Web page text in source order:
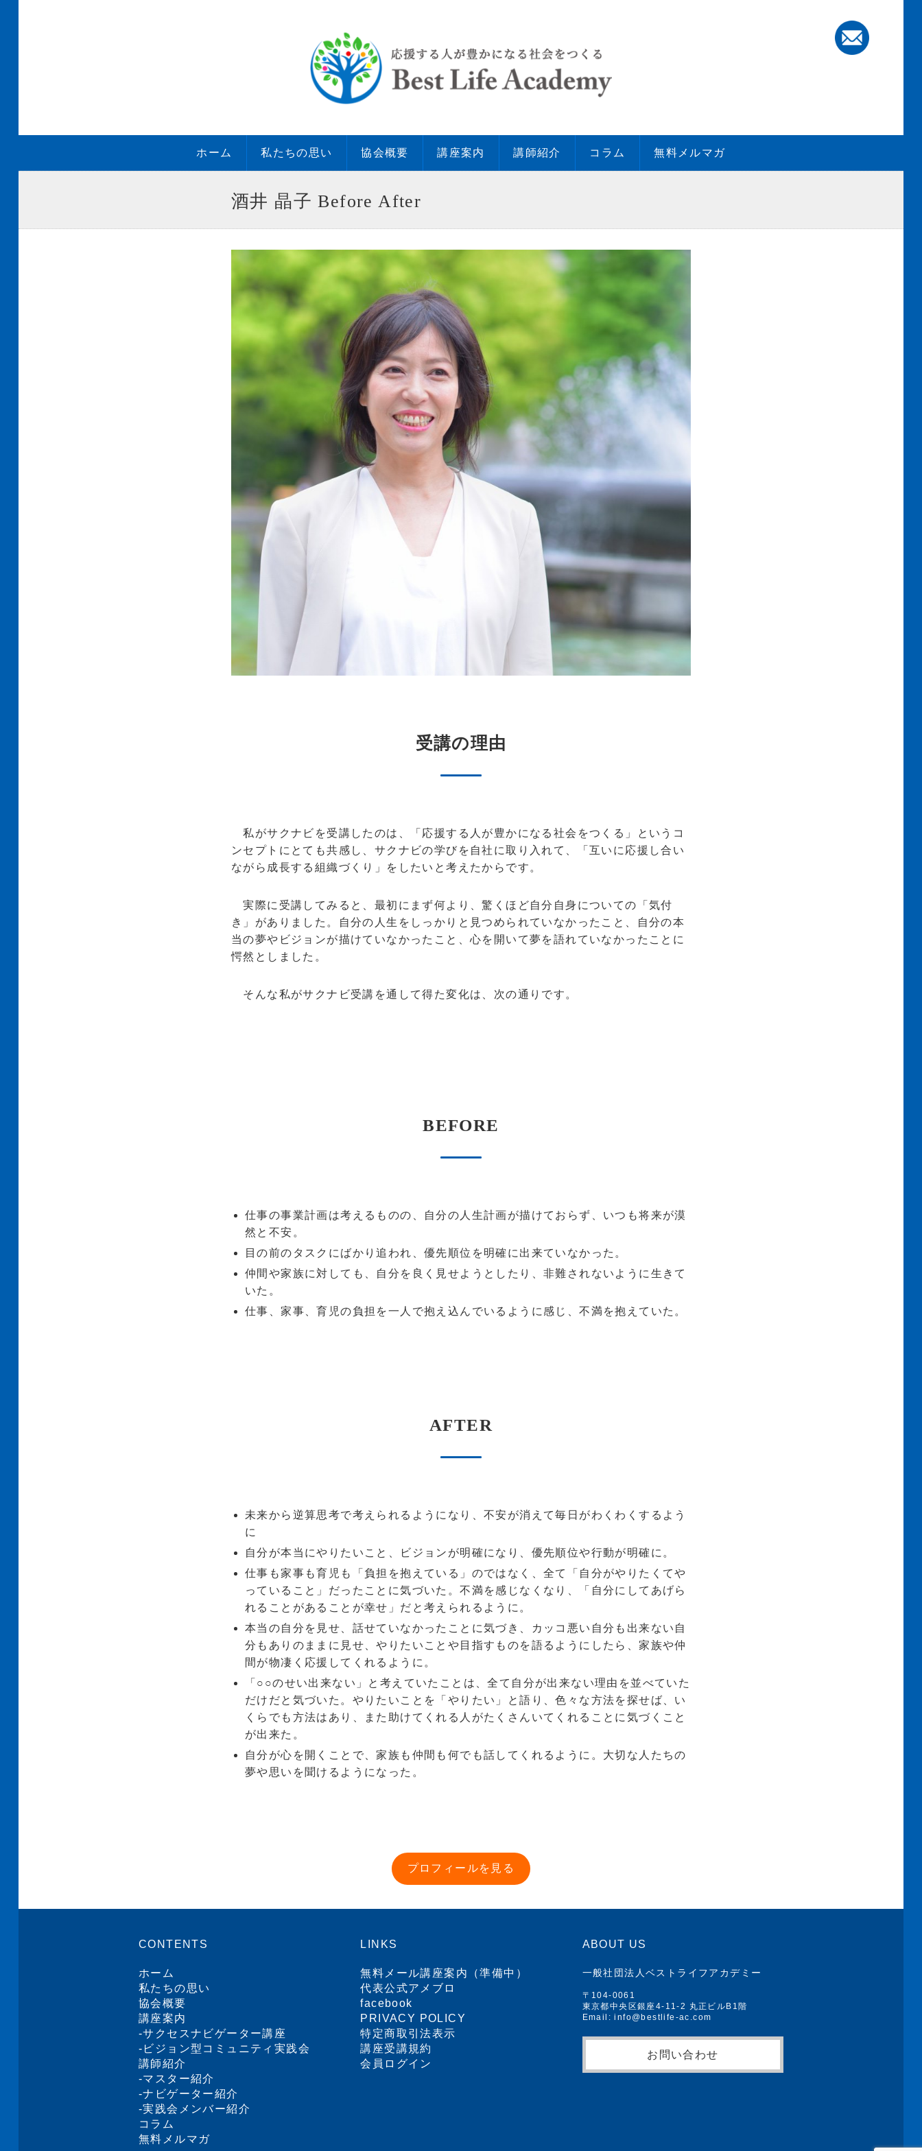
ホーム 私たちの思い 協会概要 講座案内 講師紹介 コラム 無料メルマガ
酒井 晶子 Before After
受講の理由
私がサクナビを受講したのは、「応援する人が豊かになる社会をつくる」というコ
ンセプトにとても共感し、サクナビの学びを自社に取り入れて、「互いに応援し合い
ながら成長する組織づくり」をしたいと考えたからです。
実際に受講してみると、最初にまず何より、驚くほど自分自身についての「気付
き」がありました。自分の人生をしっかりと見つめられていなかったこと、自分の本
当の夢やビジョンが描けていなかったこと、心を開いて夢を語れていなかったことに
愕然としました。
そんな私がサクナビ受講を通して得た変化は、次の通りです。
BEFORE
仕事の事業計画は考えるものの、自分の人生計画が描けておらず、いつも将来が漠
然と不安。
目の前のタスクにばかり追われ、優先順位を明確に出来ていなかった。
仲間や家族に対しても、自分を良く見せようとしたり、非難されないように生きて
いた。
仕事、家事、育児の負担を一人で抱え込んでいるように感じ、不満を抱えていた。
AFTER
未来から逆算思考で考えられるようになり、不安が消えて毎日がわくわくするよう
に
自分が本当にやりたいこと、ビジョンが明確になり、優先順位や行動が明確に。
仕事も家事も育児も「負担を抱えている」のではなく、全て「自分がやりたくてや
っていること」だったことに気づいた。不満を感じなくなり、「自分にしてあげら
れることがあることが幸せ」だと考えられるように。
本当の自分を見せ、話せていなかったことに気づき、カッコ悪い自分も出来ない自
分もありのままに見せ、やりたいことや目指すものを語るようにしたら、家族や仲
間が物凄く応援してくれるように。
「○○のせい出来ない」と考えていたことは、全て自分が出来ない理由を並べていた
だけだと気づいた。やりたいことを「やりたい」と語り、色々な方法を探せば、い
くらでも方法はあり、また助けてくれる人がたくさんいてくれることに気づくこと
が出来た。
自分が心を開くことで、家族も仲間も何でも話してくれるように。大切な人たちの
夢や思いを聞けるようになった。
プロフィールを見る
CONTENTS
ホーム
私たちの思い
協会概要
講座案内
-サクセスナビゲーター講座
- ビジョン型コミュニティ実践会
講師紹介
-マスター紹介
-ナビゲーター紹介
-実践会メンバー紹介
コラム
無料メルマガ
LINKS
無料メール講座案内（準備中）
代表公式アメブロ
facebook
PRIVACY POLICY
特定商取引法表示
講座受講規約
会員ログイン
ABOUT US
一般社団法人ベストライフアカデミー
〒104-0061
東京都中央区銀座4-11-2 丸正ビルB1階
Email: info@bestlife-ac.com
お問い合わせ